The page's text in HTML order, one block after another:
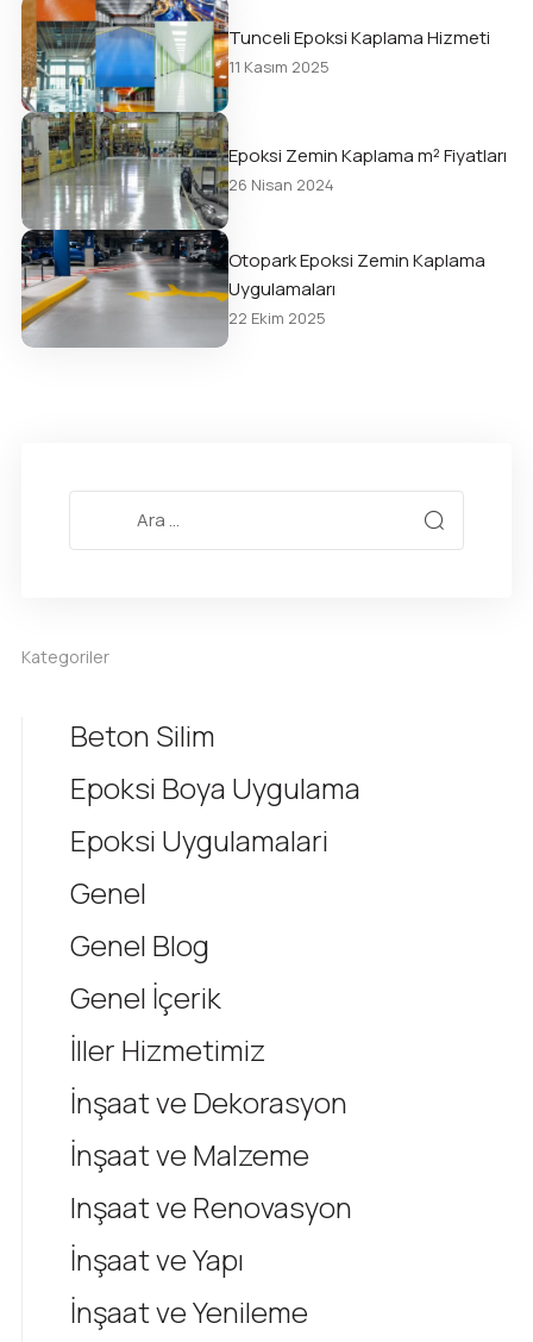
Tunceli Epoksi Kaplama Hizmeti
11 Kasım 2025
Epoksi Zemin Kaplama m² Fiyatları
26 Nisan 2024
Otopark Epoksi Zemin Kaplama
Uygulamaları
22 Ekim 2025
Kategoriler
Beton Silim
Epoksi Boya Uygulama
Epoksi Uygulamalari
Genel
Genel Blog
Genel İçerik
İller Hizmetimiz
İnşaat ve Dekorasyon
İnşaat ve Malzeme
Inşaat ve Renovasyon
İnşaat ve Yapı
İnşaat ve Yenileme